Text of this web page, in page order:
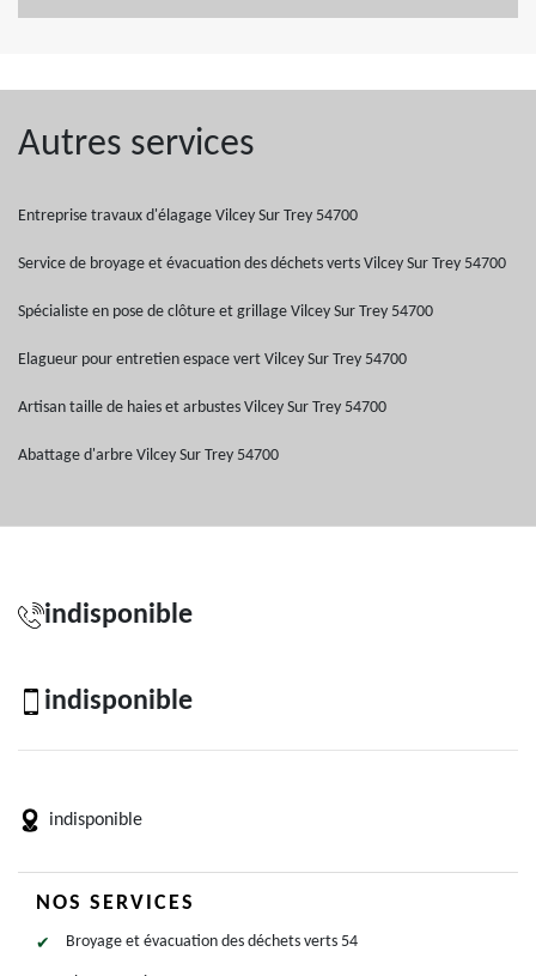
Autres services
Entreprise travaux d'élagage Vilcey Sur Trey 54700
Service de broyage et évacuation des déchets verts Vilcey Sur Trey 54700
Spécialiste en pose de clôture et grillage Vilcey Sur Trey 54700
Elagueur pour entretien espace vert Vilcey Sur Trey 54700
Artisan taille de haies et arbustes Vilcey Sur Trey 54700
Abattage d'arbre Vilcey Sur Trey 54700
indisponible
indisponible
indisponible
NOS SERVICES
Broyage et évacuation des déchets verts 54